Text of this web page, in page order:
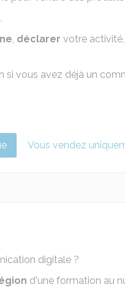
.
, déclarer votre
si vous avez déjà un
Vous vendez
digitale ?
d'une formation au